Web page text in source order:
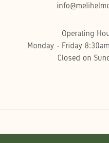
Operating
Monday - Friday
Closed on